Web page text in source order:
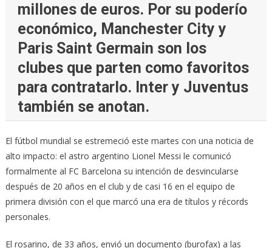
millones de euros. Por su poderío
económico, Manchester City y
Paris Saint Germain son los
clubes que parten como favoritos
para contratarlo. Inter y Juventus
también se anotan.
El fútbol mundial se estremeció este martes con una noticia de
alto impacto: el astro argentino Lionel Messi le comunicó
formalmente al FC Barcelona su intención de desvincularse
después de 20 años en el club y de casi 16 en el equipo de
primera división con el que marcó una era de títulos y récords
personales.
El rosarino, de 33 años, envió un documento (burofax) a las